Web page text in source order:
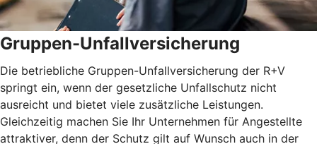
Gruppen-Unfallversicherung
Die betriebliche Gruppen-Unfallversicherung der R+V
springt ein, wenn der gesetzliche Unfallschutz nicht
ausreicht und bietet viele zusätzliche Leistungen.
Gleichzeitig machen Sie Ihr Unternehmen für Angestellte
attraktiver, denn der Schutz gilt auf Wunsch auch in der